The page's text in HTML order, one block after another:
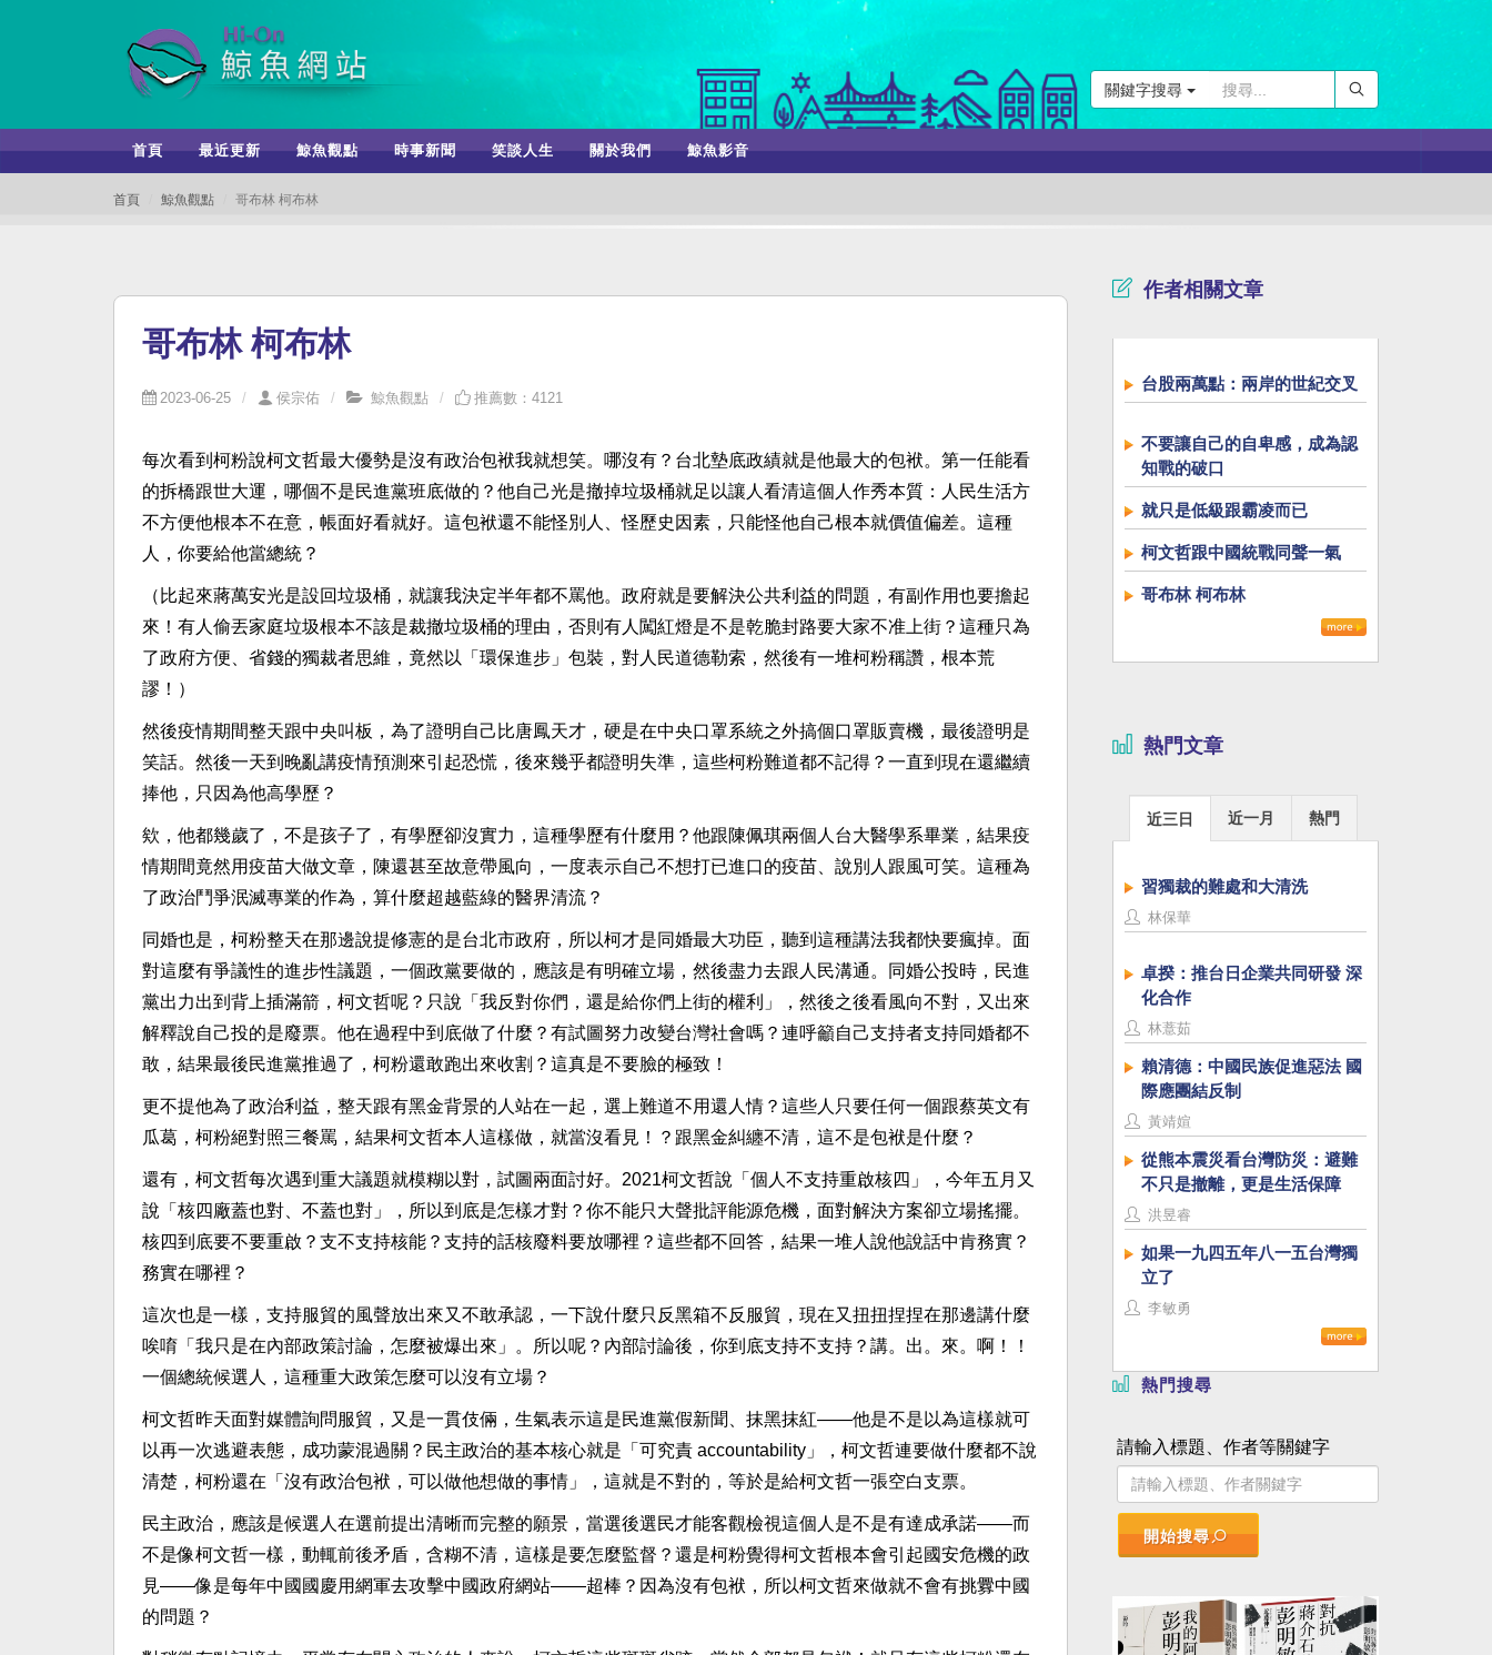
關鍵字搜尋
首頁 最近更新 鯨魚觀點 時事新聞 笑談人生 關於我們 鯨魚影音
首頁 鯨魚觀點 哥布林 柯布林
哥布林 柯布林
2023-06-25 侯宗佑 鯨魚觀點 推薦數：4121
每次看到柯粉說柯文哲最大優勢是沒有政治包袱我就想笑。哪沒有？台北墊底政績就是他最大的包袱。第一任能看
的拆橋跟世大運，哪個不是民進黨班底做的？他自己光是撤掉垃圾桶就足以讓人看清這個人作秀本質：人民生活方
不方便他根本不在意，帳面好看就好。這包袱還不能怪別人、怪歷史因素，只能怪他自己根本就價值偏差。這種
人，你要給他當總統？
（比起來蔣萬安光是設回垃圾桶，就讓我決定半年都不罵他。政府就是要解決公共利益的問題，有副作用也要擔起
來！有人偷丟家庭垃圾根本不該是裁撤垃圾桶的理由，否則有人闖紅燈是不是乾脆封路要大家不准上街？這種只為
了政府方便、省錢的獨裁者思維，竟然以「環保進步」包裝，對人民道德勒索，然後有一堆柯粉稱讚，根本荒
謬！）
然後疫情期間整天跟中央叫板，為了證明自己比唐鳳天才，硬是在中央口罩系統之外搞個口罩販賣機，最後證明是
笑話。然後一天到晚亂講疫情預測來引起恐慌，後來幾乎都證明失準，這些柯粉難道都不記得？一直到現在還繼續
捧他，只因為他高學歷？
欸，他都幾歲了，不是孩子了，有學歷卻沒實力，這種學歷有什麼用？他跟陳佩琪兩個人台大醫學系畢業，結果疫
情期間竟然用疫苗大做文章，陳還甚至故意帶風向，一度表示自己不想打已進口的疫苗、說別人跟風可笑。這種為
了政治鬥爭泯滅專業的作為，算什麼超越藍綠的醫界清流？
同婚也是，柯粉整天在那邊說提修憲的是台北市政府，所以柯才是同婚最大功臣，聽到這種講法我都快要瘋掉。面
對這麼有爭議性的進步性議題，一個政黨要做的，應該是有明確立場，然後盡力去跟人民溝通。同婚公投時，民進
黨出力出到背上插滿箭，柯文哲呢？只說「我反對你們，還是給你們上街的權利」，然後之後看風向不對，又出來
解釋說自己投的是廢票。他在過程中到底做了什麼？有試圖努力改變台灣社會嗎？連呼籲自己支持者支持同婚都不
敢，結果最後民進黨推過了，柯粉還敢跑出來收割？這真是不要臉的極致！
更不提他為了政治利益，整天跟有黑金背景的人站在一起，選上難道不用還人情？這些人只要任何一個跟蔡英文有
瓜葛，柯粉絕對照三餐罵，結果柯文哲本人這樣做，就當沒看見！？跟黑金糾纏不清，這不是包袱是什麼？
還有，柯文哲每次遇到重大議題就模糊以對，試圖兩面討好。2021柯文哲說「個人不支持重啟核四」，今年五月又
說「核四廠蓋也對、不蓋也對」，所以到底是怎樣才對？你不能只大聲批評能源危機，面對解決方案卻立場搖擺。
核四到底要不要重啟？支不支持核能？支持的話核廢料要放哪裡？這些都不回答，結果一堆人說他說話中肯務實？
務實在哪裡？
這次也是一樣，支持服貿的風聲放出來又不敢承認，一下說什麼只反黑箱不反服貿，現在又扭扭捏捏在那邊講什麼
唉唷「我只是在內部政策討論，怎麼被爆出來」。所以呢？內部討論後，你到底支持不支持？講。出。來。啊！！
一個總統候選人，這種重大政策怎麼可以沒有立場？
柯文哲昨天面對媒體詢問服貿，又是一貫伎倆，生氣表示這是民進黨假新聞、抹黑抹紅——他是不是以為這樣就可
以再一次逃避表態，成功蒙混過關？民主政治的基本核心就是「可究責 accountability」，柯文哲連要做什麼都不說
清楚，柯粉還在「沒有政治包袱，可以做他想做的事情」，這就是不對的，等於是給柯文哲一張空白支票。
民主政治，應該是候選人在選前提出清晰而完整的願景，當選後選民才能客觀檢視這個人是不是有達成承諾——而
不是像柯文哲一樣，動輒前後矛盾，含糊不清，這樣是要怎麼監督？還是柯粉覺得柯文哲根本會引起國安危機的政
見——像是每年中國國慶用網軍去攻擊中國政府網站——超棒？因為沒有包袱，所以柯文哲來做就不會有挑釁中國
的問題？
作者相關文章
台股兩萬點：兩岸的世紀交叉
不要讓自己的自卑感，成為認
知戰的破口
就只是低級跟霸凌而已
柯文哲跟中國統戰同聲一氣
哥布林 柯布林
熱門文章
近三日 近一月 熱門
習獨裁的難處和大清洗
林保華
卓揆：推台日企業共同研發 深
化合作
林薏茹
賴清德：中國民族促進惡法 國
際應團結反制
黃靖媗
從熊本震災看台灣防災：避難
不只是撤離，更是生活保障
洪昱睿
如果一九四五年八一五台灣獨
立了
李敏勇
熱門搜尋
請輸入標題、作者等關鍵字
開始搜尋